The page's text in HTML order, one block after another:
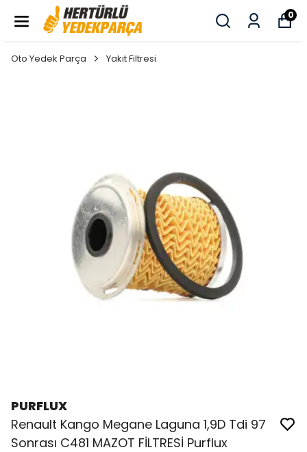
0
Oto Yedek Parça Yakıt Filtresi
PURFLUX
Renault Kango Megane Laguna 1,9D Tdi 97
Sonrası C481 MAZOT FİLTRESİ Purflux